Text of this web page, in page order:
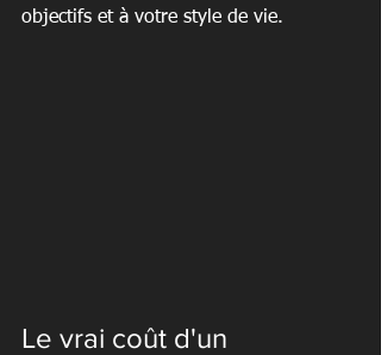
objectifs et à votre style de vie.
Le vrai coût d'un